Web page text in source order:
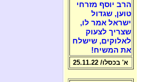
הרב יוסף מזרחי
טוען, שגדול
ישראל אמר לו,
שצריך לצעוק
לאלוקים, שישלח
את המשיח!
א' בכסלו/ 25.11.22